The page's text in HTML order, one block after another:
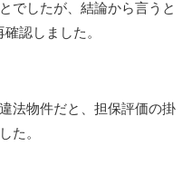
でしたが、結論から言うと
認しました。
法物件だと、担保評価の掛
た。